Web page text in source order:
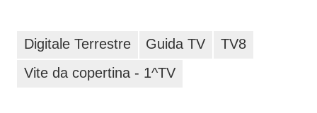
Digitale Terrestre Guida TV
TV8
Vite da copertina - 1^TV